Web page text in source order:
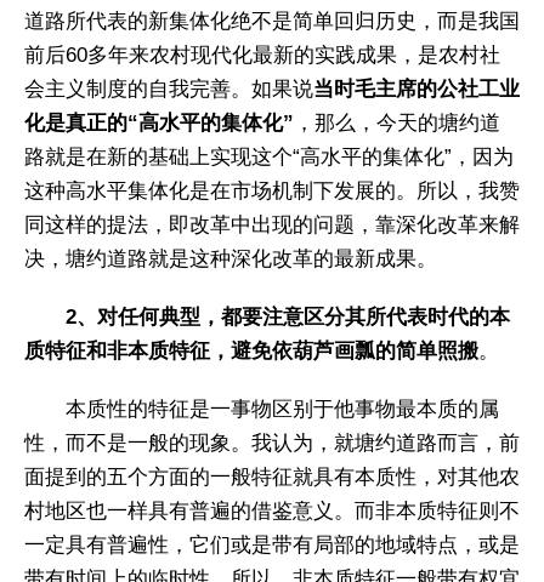
道路所代表的新集体化绝不是简单回归历史，而是我国
前后60多年来农村现代化最新的实践成果，是农村社
会主义制度的自我完善。如果说当时毛主席的公社工业
化是真正的“高水平的集体化” ，那么，今天的塘约道
路就是在新的基础上实现这个“高水平的集体化”，因为
这种高水平集体化是在市场机制下发展的。所以，我赞
同这样的提法，即改革中出现的问题，靠深化改革来解
决，塘约道路就是这种深化改革的最新成果。
2、对任何典型，都要注意区分其所代表时代的本
质特征和非本质特征，避免依葫芦画瓢的简单照搬。
本质性的特征是一事物区别于他事物最本质的属
性，而不是一般的现象。我认为，就塘约道路而言，前
面提到的五个方面的一般特征就具有本质性，对其他农
村地区也一样具有普遍的借鉴意义。而非本质特征则不
一定具有普遍性，它们或是带有局部的地域特点，或是